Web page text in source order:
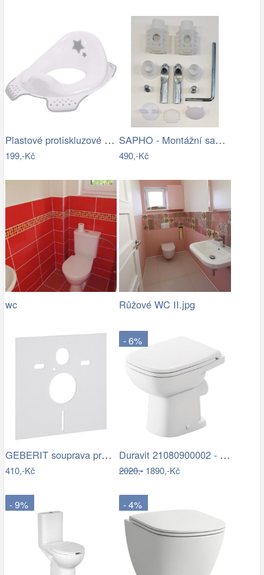
Plastové protiskluzové sedátko na WC…
199,-Kč
SAPHO - Montážní sada pro závěsné WC…
490,-Kč
wc Růžové WC II.jpg
GEBERIT souprava pro tlumení hluku pro…
410,-Kč
- 6%
Duravit 21080900002 - Stojící WC D-CODE…
2020,-1890,-Kč
- 9% - 4%